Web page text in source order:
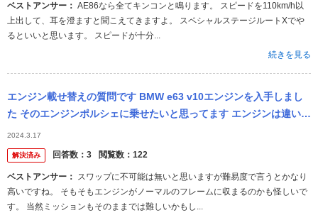
ベストアンサー：
上出して、耳を澄ますと聞こえてきますよ。 スペシャルステージルートXでや
るといいと思います。 スピードが十分...
続きを見る
エンジン載せ替えの質問です BMW e63 v10エンジンを入手しまし
た そのエンジンポルシェに乗せたいと思ってます エンジンは違いま
すが、海外のyoutuberがポルシェ986にコルベットZO...
2024.3.17
解決済み 回答数： 3 閲覧数： 122
ベストアンサー：
高いですね。 そもそもエンジンがノーマルのフレームに収まるのかも怪しいで
す。 当然ミッションもそのままでは難しいかもし...